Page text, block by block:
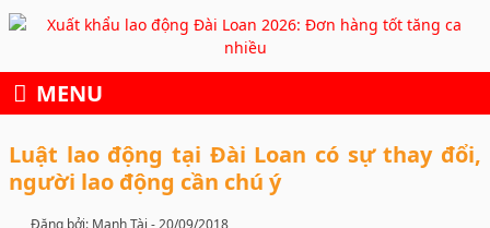
Skip
to
MENU
Luật lao động tại Đài Loan có sự thay đổi,
người lao động cần chú ý
Đăng bởi: Mạnh Tài -20/09/2018